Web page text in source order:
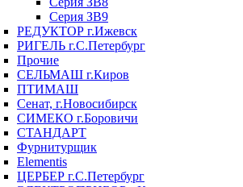
Серия ЗВ9
РЕДУКТОР г.Ижевск
РИГЕЛЬ г.С.Петербург
Прочие
СЕЛЬМАШ г.Киров
ПТИМАШ
Сенат, г.Новосибирск
СИМЕКО г.Боровичи
СТАНДАРТ
Фурнитурщик
Elementis
ЦЕРБЕР г.С.Петербург